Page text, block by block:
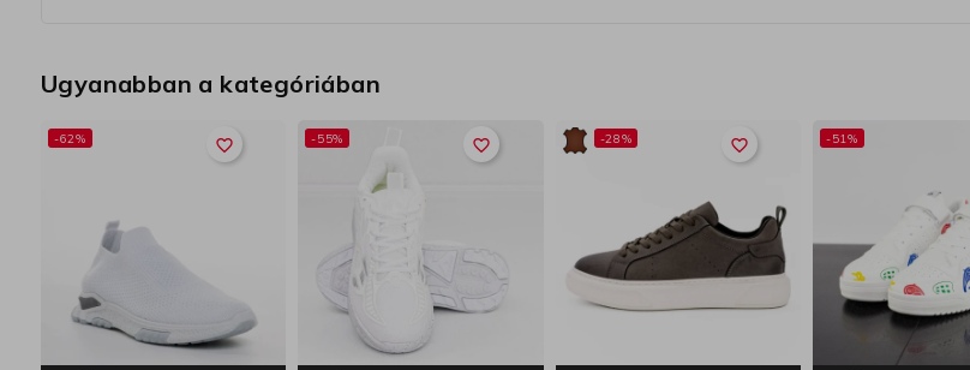
Ugyanabban a kategóriában
favorite_border
-62% favorite_border
-55% favorite_border
-28% -51%